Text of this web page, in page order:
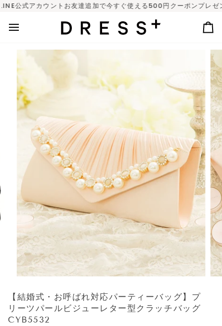
Skip
content
式アカウントお友達追加で今すぐ使える500円クーポンプレゼント
カ
ト
【結婚式・お呼ばれ対応パーティーバッグ】プ
リーツパールビジューレター型クラッチバッグ
CYB5532